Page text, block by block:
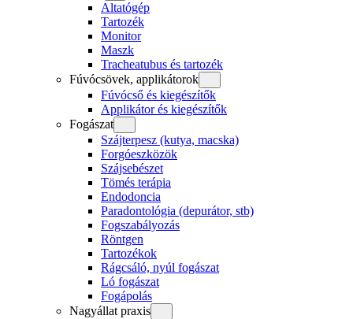
Altatógép
Tartozék
Monitor
Maszk
Tracheatubus és tartozék
Fúvócsövek, applikátorok
Fúvócső és kiegészítők
Applikátor és kiegészítők
Fogászat
Szájterpesz (kutya, macska)
Forgóeszközök
Szájsebészet
Tömés terápia
Endodoncia
Paradontológia (depurátor, stb)
Fogszabályozás
Röntgen
Tartozékok
Rágcsáló, nyúl fogászat
Ló fogászat
Fogápolás
Nagyállat praxis